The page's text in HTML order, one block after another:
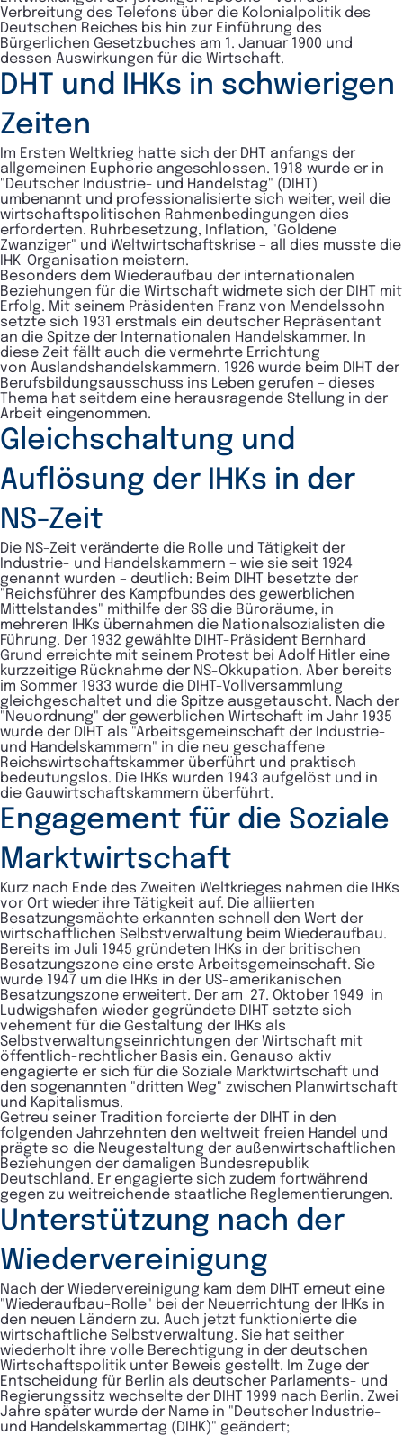
Verbreitung des Telefons über die Kolonialpolitik des
Deutschen Reiches bis hin zur Einführung des
Bürgerlichen Gesetzbuches am 1. Januar 1900 und
dessen Auswirkungen für die Wirtschaft.
DHT und IHKs in schwierigen
Zeiten
Im Ersten Weltkrieg hatte sich der DHT anfangs der
allgemeinen Euphorie angeschlossen. 1918 wurde er in
"Deutscher Industrie- und Handelstag" (DIHT)
umbenannt und professionalisierte sich weiter, weil die
wirtschaftspolitischen Rahmenbedingungen dies
erforderten. Ruhrbesetzung, Inflation, "Goldene
Zwanziger" und Weltwirtschaftskrise – all dies musste die
IHK-Organisation meistern.
Besonders dem Wiederaufbau der internationalen
Beziehungen für die Wirtschaft widmete sich der DIHT mit
Erfolg. Mit seinem Präsidenten Franz von Mendelssohn
setzte sich 1931 erstmals ein deutscher Repräsentant
an die Spitze der Internationalen Handelskammer. In
diese Zeit fällt auch die vermehrte Errichtung
von Auslandshandelskammern. 1926 wurde beim DIHT der
Berufsbildungsausschuss ins Leben gerufen – dieses
Thema hat seitdem eine herausragende Stellung in der
Arbeit eingenommen.
Gleichschaltung und
Auflösung der IHKs in der
NS-Zeit
Die NS-Zeit veränderte die Rolle und Tätigkeit der
Industrie- und Handelskammern – wie sie seit 1924
genannt wurden – deutlich: Beim DIHT besetzte der
"Reichsführer des Kampfbundes des gewerblichen
Mittelstandes" mithilfe der SS die Büroräume, in
mehreren IHKs übernahmen die Nationalsozialisten die
Führung. Der 1932 gewählte DIHT-Präsident Bernhard
Grund erreichte mit seinem Protest bei Adolf Hitler eine
kurzzeitige Rücknahme der NS-Okkupation. Aber bereits
im Sommer 1933 wurde die DIHT-Vollversammlung
gleichgeschaltet und die Spitze ausgetauscht. Nach der
"Neuordnung" der gewerblichen Wirtschaft im Jahr 1935
wurde der DIHT als "Arbeitsgemeinschaft der Industrie-
und Handelskammern" in die neu geschaffene
Reichswirtschaftskammer überführt und praktisch
bedeutungslos. Die IHKs wurden 1943 aufgelöst und in
die Gauwirtschaftskammern überführt.
Engagement für die Soziale
Marktwirtschaft
Kurz nach Ende des Zweiten Weltkrieges nahmen die IHKs
vor Ort wieder ihre Tätigkeit auf. Die alliierten
Besatzungsmächte erkannten schnell den Wert der
wirtschaftlichen Selbstverwaltung beim Wiederaufbau.
Bereits im Juli 1945 gründeten IHKs in der britischen
Besatzungszone eine erste Arbeitsgemeinschaft. Sie
wurde 1947 um die IHKs in der US-amerikanischen
Besatzungszone erweitert. Der am 27. Oktober 1949 in
Ludwigshafen wieder gegründete DIHT setzte sich
vehement für die Gestaltung der IHKs als
Selbstverwaltungseinrichtungen der Wirtschaft mit
öffentlich-rechtlicher Basis ein. Genauso aktiv
engagierte er sich für die Soziale Marktwirtschaft und
den sogenannten "dritten Weg" zwischen Planwirtschaft
und Kapitalismus.
Getreu seiner Tradition forcierte der DIHT in den
folgenden Jahrzehnten den weltweit freien Handel und
prägte so die Neugestaltung der außenwirtschaftlichen
Beziehungen der damaligen Bundesrepublik
Deutschland. Er engagierte sich zudem fortwährend
gegen zu weitreichende staatliche Reglementierungen.
Unterstützung nach der
Wiedervereinigung
Nach der Wiedervereinigung kam dem DIHT erneut eine
"Wiederaufbau-Rolle" bei der Neuerrichtung der IHKs in
den neuen Ländern zu. Auch jetzt funktionierte die
wirtschaftliche Selbstverwaltung. Sie hat seither
wiederholt ihre volle Berechtigung in der deutschen
Wirtschaftspolitik unter Beweis gestellt. Im Zuge der
Entscheidung für Berlin als deutscher Parlaments- und
Regierungssitz wechselte der DIHT 1999 nach Berlin. Zwei
Jahre später wurde der Name in "Deutscher Industrie-
und Handelskammertag (DIHK)" geändert;